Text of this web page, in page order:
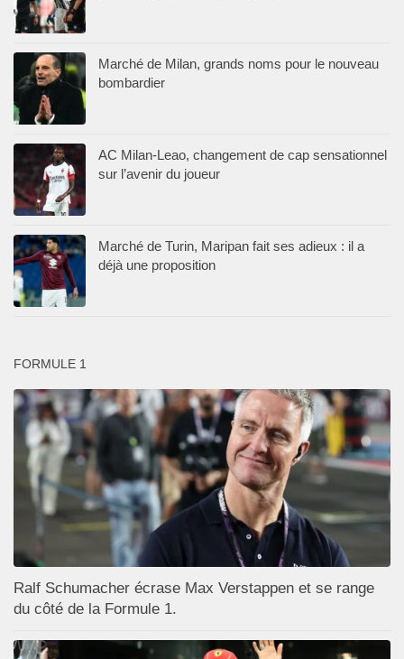
Marché de Milan, grands noms pour le nouveau
bombardier
AC Milan-Leao, changement de cap sensationnel
sur l’avenir du joueur
Marché de Turin, Maripan fait ses adieux : il a
déjà une proposition
FORMULE 1
Ralf Schumacher écrase Max Verstappen et se range
du côté de la Formule 1.